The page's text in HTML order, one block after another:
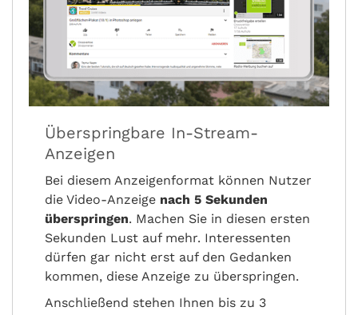
Überspringbare In-Stream-
Anzeigen
Bei diesem Anzeigenformat können Nutzer
die Video-Anzeige nach 5 Sekunden
überspringen. Machen Sie in diesen ersten
Sekunden Lust auf mehr. Interessenten
dürfen gar nicht erst auf den Gedanken
kommen, diese Anzeige zu überspringen.
Anschließend stehen Ihnen bis zu 3